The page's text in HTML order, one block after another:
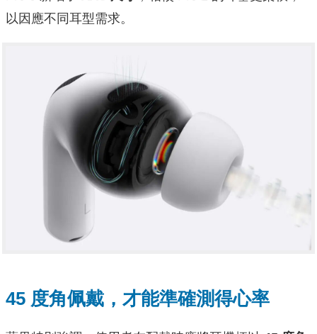
以因應不同耳型需求。
45 度角佩戴，才能準確測得心率